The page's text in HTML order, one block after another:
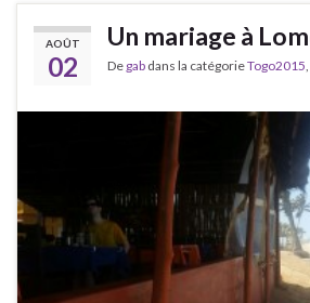
AOÛT
02
Un mariage à
De gab dans la catégorieTogo2015